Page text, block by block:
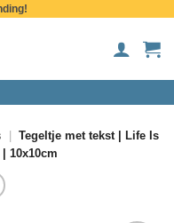
Tegeltje met tekst | Life Is
10x10cm